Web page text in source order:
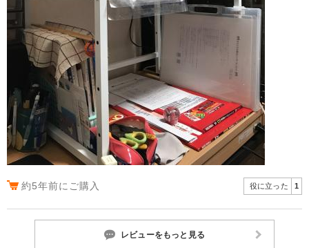
約5年前にご購入 役に立った 1
レビューをもっと見る